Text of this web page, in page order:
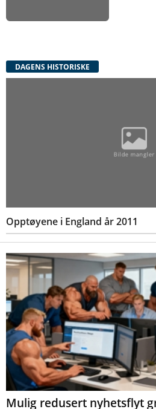
DAGENS HISTORISKE
Opptøyene i England år 2011
Mulig redusert nyhetsflyt